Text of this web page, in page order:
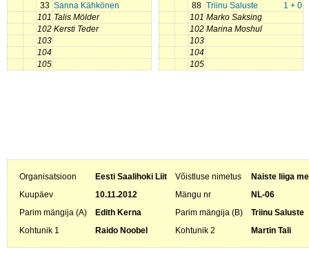
33 Sanna Kähkönen
101 Talis Mölder
102 Kersti Teder
103
104
105
88
1 + 0
Triinu Saluste
101 Marko Saksing
102 Marina Moshul
103
104
105
Organisatsioon Eesti Saalihoki Liit Võistluse nimetus
Naiste liiga
Kuupäev
10.11.2012 Mängu nr
NL-06
Parim mängija (A)
Edith Kerna Parim mängija (B)
Triinu Saluste
Kohtunik 1
Raido Noobel Kohtunik 2 Martin Tali